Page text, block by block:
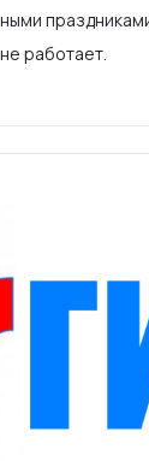
работает.